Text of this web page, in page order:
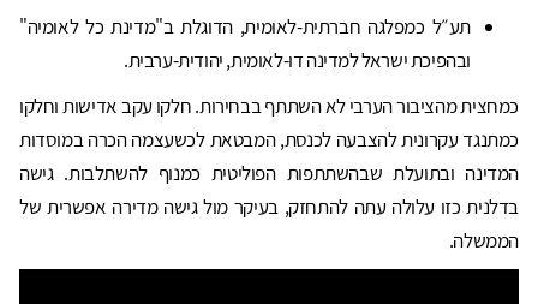
תע״ל כמפלגה חברתית-לאומית, הדוגלת ב"מדינת כל לאומיה"
ובהפיכת ישראל למדינה דו-לאומית, יהודית-ערבית.
כמחצית מהציבור הערבי לא השתתף בבחירות. חלקו עקב אדישות וחלקו
כמתנגד עקרונית להצבעה לכנסת, המבטאת לכשעצמה הכרה במוסדות
המדינה ובתועלת שבהשתתפות הפוליטית כמנוף להשתלבות. גישה
בדלנית כזו עלולה עתה להתחזק, בעיקר מול גישה מדירה אפשרית של
הממשלה.